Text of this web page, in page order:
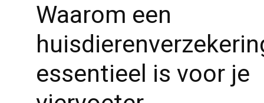
Waarom een
essentieel is voor je